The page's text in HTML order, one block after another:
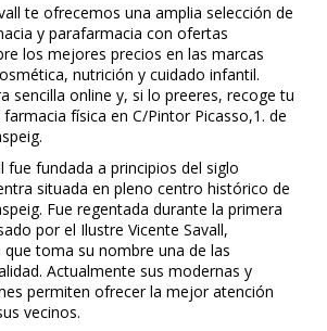
te ofrecemos una amplia selección de
y parafarmacia con ofertas
los mejores precios en las marcas
nutrición y cuidado infantil.
sencilla online y, si lo prefieres, recoge tu
física en C/Pintor Picasso,1. de
fue fundada a principios del siglo
situada en pleno centro histórico de
Fue regentada durante la primera
por el Ilustre Vicente Savall,
que toma su nombre una de las
Actualmente sus modernas y
permiten ofrecer la mejor atención
vecinos.